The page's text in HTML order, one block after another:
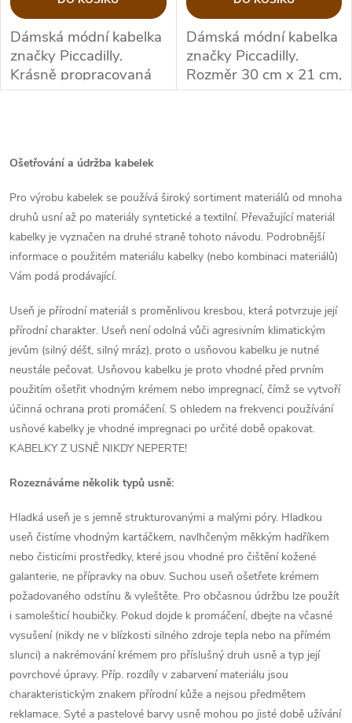
Dámská módní kabelka
značky Piccadilly.
Krásně propracovaná
kabelka, která bude
tloušťka 9cm
Dámská módní kabelka
značky Piccadilly.
Rozměr 30 cm x 21 cm,
tloušťka 15 cm.
v
l
á
d
c
í
p
r
v
k
y
v
ý
p
i
s
u
Ošetřování a údržba kabelek
Pro výrobu kabelek se používá široký sortiment materiálů od mnoha
druhů usní až po materiály syntetické a textilní. Převažující materiál
kabelky je vyznačen na druhé straně tohoto návodu. Podrobnější
informace o použitém materiálu kabelky (nebo kombinaci materiálů)
Vám podá prodávající.
Useň je přírodní materiál s proměnlivou kresbou, která potvrzuje její
přírodní charakter. Useň není odolná vůči agresivním klimatickým
jevům (silný déšť, silný mráz), proto o usňovou kabelku je nutné
neustále pečovat. Usňovou kabelku je proto vhodné před prvním
použitím ošetřit vhodným krémem nebo impregnací, čímž se vytvoří
účinná ochrana proti promáčení. S ohledem na frekvenci používání
usňové kabelky je vhodné impregnaci po určité době opakovat.
KABELKY Z USNĚ NIKDY NEPERTE!
Rozeznáváme několik typů usně:
Hladká useň je s jemně strukturovanými a malými póry. Hladkou
useň čistíme vhodným kartáčkem, navlhčeným měkkým hadříkem
nebo čisticími prostředky, které jsou vhodné pro čištění kožené
galanterie, ne přípravky na obuv. Suchou useň ošetřete krémem
požadovaného odstínu & vyleštěte. Pro občasnou údržbu lze použít
i samolešticí houbičky. Pokud dojde k promáčení, dbejte na včasné
vysušení (nikdy ne v blízkosti silného zdroje tepla nebo na přímém
slunci) a nakrémování krémem pro příslušný druh usně a typ její
povrchové úpravy. Příp. rozdíly v zabarvení materiálu jsou
charakteristickým znakem přírodní kůže a nejsou předmětem
reklamace. Syté a pastelové barvy usně mohou po jisté době užívání